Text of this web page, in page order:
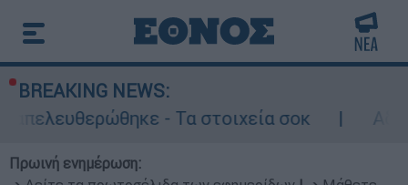
BREAKING NEWS:
- Τα στοιχεία σοκ
Αδειάζει η
Πρωινή ενημέρωση: